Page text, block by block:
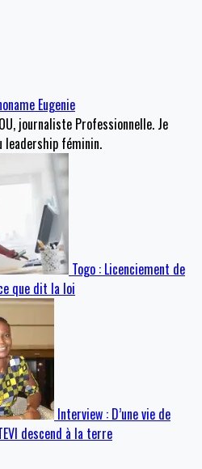
Eugenie
journaliste Professionnelle. Je
leadership féminin.
Togo : Licenciement de
que dit la loi
Interview : D’une vie de
descend à la terre